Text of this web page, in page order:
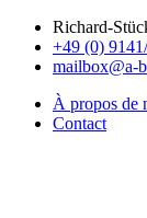
Richard-
+49 (0)
mailbox@a-
À propos de
Contact